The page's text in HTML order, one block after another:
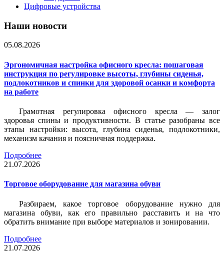
Цифровые устройства
Наши новости
05.08.2026
Эргономичная настройка офисного кресла: пошаговая
инструкция по регулировке высоты, глубины сиденья,
подлокотников и спинки для здоровой осанки и комфорта
на работе
Грамотная регулировка офисного кресла — залог
здоровья спины и продуктивности. В статье разобраны все
этапы настройки: высота, глубина сиденья, подлокотники,
механизм качания и поясничная поддержка.
Подробнее
21.07.2026
Торговое оборудование для магазина обуви
Разбираем, какое торговое оборудование нужно для
магазина обуви, как его правильно расставить и на что
обратить внимание при выборе материалов и зонировании.
Подробнее
21.07.2026